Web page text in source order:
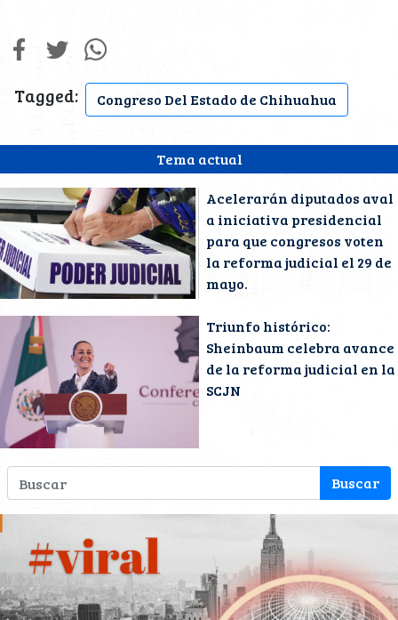
Tema actual
Acelerarán diputados aval
a iniciativa presidencial
para que congresos voten
la reforma judicial el 29 de
mayo.
Triunfo histórico:
Sheinbaum celebra avance
de la reforma judicial en la
SCJN
Tagged: Congreso Del Estado de Chihuahua